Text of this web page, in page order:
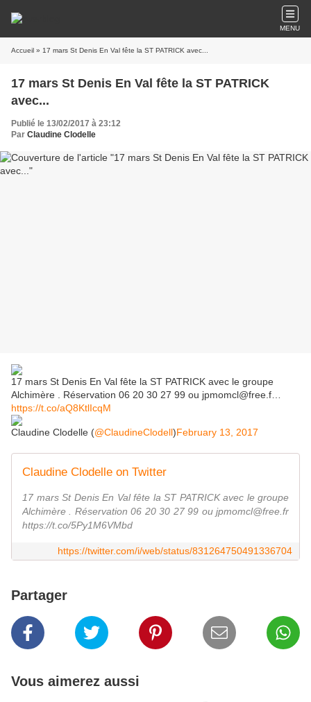
MENU
Accueil » 17 mars St Denis En Val fête la ST PATRICK avec...
17 mars St Denis En Val fête la ST PATRICK
avec...
Publié le 13/02/2017 à 23:12
Par Claudine Clodelle
17 mars St Denis En Val fête la ST PATRICK avec le groupe
Alchimère . Réservation 06 20 30 27 99 ou jpmomcl@free.f…
https://t.co/aQ8KtlIcqM
Claudine Clodelle (@ClaudineClodell)February 13, 2017
Claudine Clodelle on Twitter
17 mars St Denis En Val fête la ST PATRICK avec le groupe
Alchimère . Réservation 06 20 30 27 99 ou jpmomcl@free.fr
https://t.co/5Py1M6VMbd
https://twitter.com/i/web/status/831264750491336704
Partager
Vous aimerez aussi